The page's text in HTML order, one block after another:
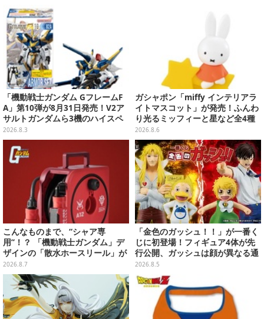
「機動戦士ガンダム GフレームF
A」第10弾が8月31日発売！V2ア
サルトガンダムら3機のハイスペ
ック可動フィギュア
2026.8.3
ガシャポン「miffy インテリアラ
イトマスコット」が発売！ふんわ
り光るミッフィーと星など全4種
ラインナップ
2026.8.6
こんなものまで、“シャア専
用”！？ 「機動戦士ガンダム」デ
ザインの「散水ホースリール」が
予約開始ーあえて存在感を放つ赤
さ
2026.8.7
「金色のガッシュ！！」が一番く
じに初登場！フィギュア4体が先
行公開、ガッシュは顔が異なる通
常/ザケルver.の2種
2026.8.5